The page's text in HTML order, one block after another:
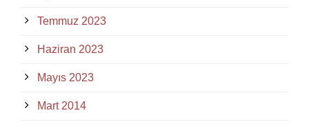
Temmuz 2023
Haziran 2023
Mayıs 2023
Mart 2014